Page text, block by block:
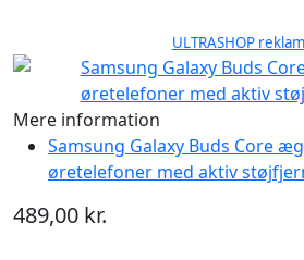
ULTRASHOP
Mere information
Samsung Galaxy Buds Core
øretelefoner med aktiv
489,00 kr.